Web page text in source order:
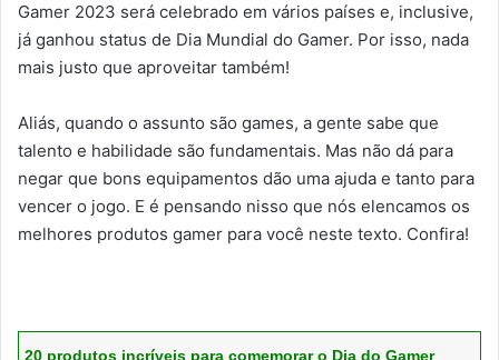
Gamer 2023 será celebrado em vários países e, inclusive,
já ganhou status de Dia Mundial do Gamer. Por isso, nada
mais justo que aproveitar também!
Aliás, quando o assunto são games, a gente sabe que
talento e habilidade são fundamentais. Mas não dá para
negar que bons equipamentos dão uma ajuda e tanto para
vencer o jogo. E é pensando nisso que nós elencamos os
melhores produtos gamer para você neste texto. Confira!
20 produtos incríveis para comemorar o Dia do Gamer